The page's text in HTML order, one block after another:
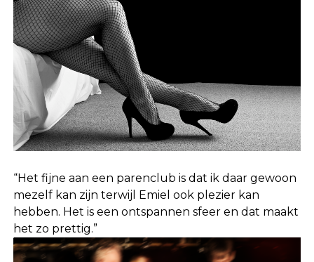
“Het fijne aan een parenclub is dat ik daar gewoon
mezelf kan zijn terwijl Emiel ook plezier kan
hebben. Het is een ontspannen sfeer en dat maakt
het zo prettig.”